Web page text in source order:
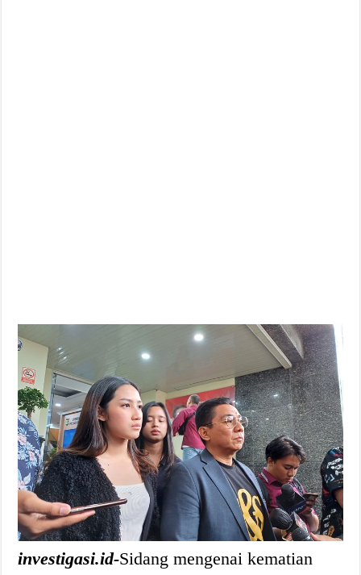
investigasi.id-Sidang mengenai kematian